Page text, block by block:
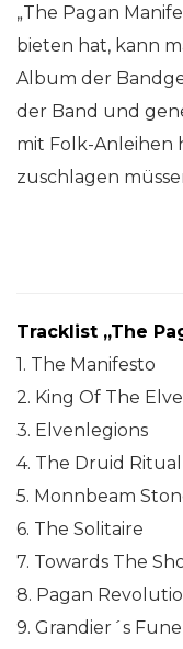
„The Pagan
bieten hat, kann
Album der
der Band und
mit Folk-Anleihen
zuschlagen
Tracklist „The
1. The Manifesto
2. King Of The
3. Elvenlegions
4. The Druid
5. Monnbeam
6. The Solitaire
7. Towards The
8. Pagan
9. Grandier´s